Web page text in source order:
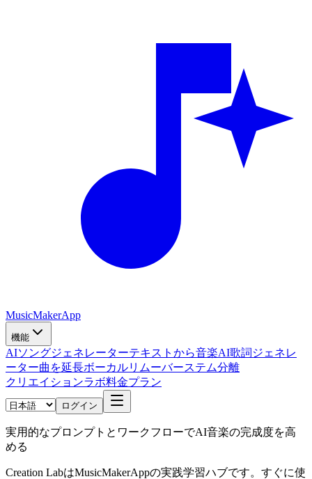
MusicMakerApp
機能
AIソングジェネレーターテキストから音楽AI歌詞ジェネレ
ーター曲を延長ボーカルリムーバーステム分離
クリエイションラボ料金プラン
ログイン
実用的なプロンプトとワークフローでAI音楽の完成度を高
める
Creation LabはMusicMakerAppの実践学習ハブです。すぐに使